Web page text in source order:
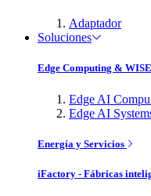
Adaptador
Soluciones
Edge Computing &
Edge AI
Edge AI
Energía y Servicios
iFactory - Fábricas